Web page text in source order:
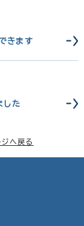
きます
した
ジへ戻る